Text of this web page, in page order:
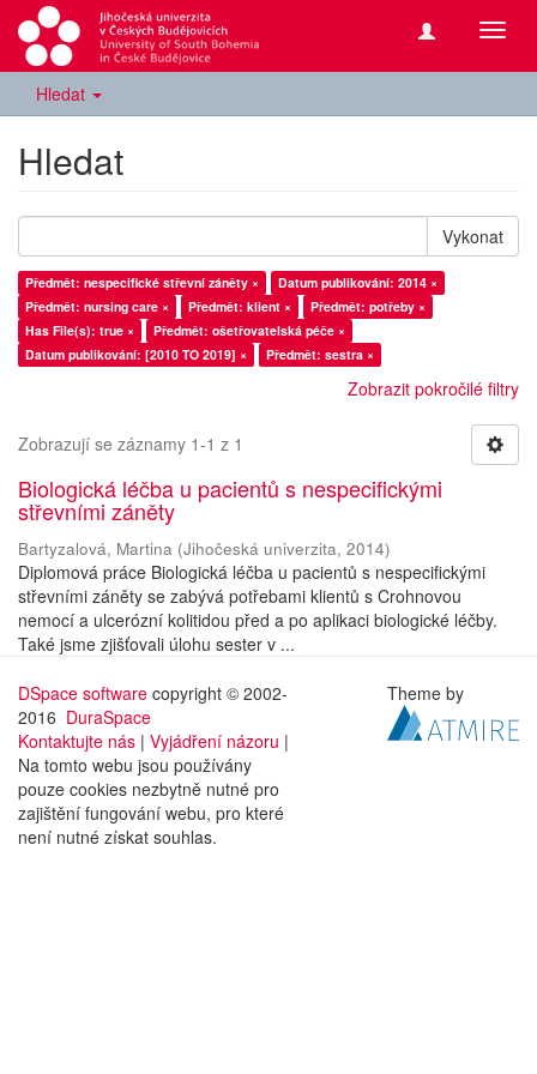
Hledat
Hledat
Vykonat
Předmět: nespecifické střevní záněty ×
Datum publikování: 2014 ×
Předmět: nursing care ×
Předmět: klient ×
Předmět: potřeby ×
Has File(s): true ×
Předmět: ošetřovatelská péče ×
Datum publikování: [2010 TO 2019] ×
Předmět: sestra ×
Zobrazit pokročilé filtry
Zobrazují se záznamy 1-1 z 1
Biologická léčba u pacientů s nespecifickými
střevními záněty
Bartyzalová, Martina (Jihočeská univerzita, 2014)
Diplomová práce Biologická léčba u pacientů s nespecifickými
střevními záněty se zabývá potřebami klientů s Crohnovou
nemocí a ulcerózní kolitidou před a po aplikaci biologické léčby.
Také jsme zjišťovali úlohu sester v ...
DSpace software copyright © 2002-
2016 DuraSpace
Kontaktujte nás | Vyjádření názoru |
Na tomto webu jsou používány
pouze cookies nezbytně nutné pro
zajištění fungování webu, pro které
není nutné získat souhlas.
Theme by